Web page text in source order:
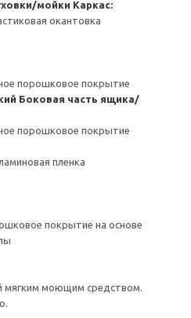
мойки Каркас:
окантовка
порошковое покрытие
Боковая часть ящика/
порошковое покрытие
пленка
покрытие на основе
мягким моющим средством.